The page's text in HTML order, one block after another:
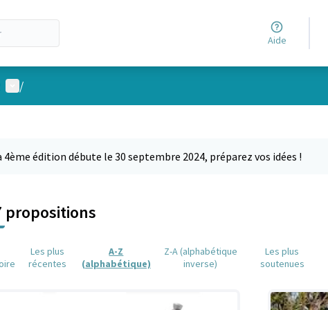
Aide
Menu utilisateur
/
4ème édition débute le 30 septembre 2024, préparez vos idées !
propositions
Les plus
récentes
A-Z
(alphabétique)
Z-A (alphabétique
inverse)
Les plus
soutenues